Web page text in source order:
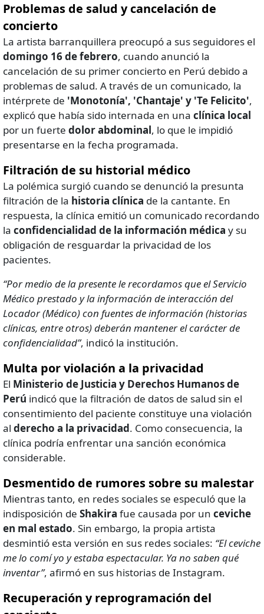
Problemas de salud y cancelación de
concierto
La artista barranquillera preocupó a sus seguidores el
domingo 16 de febrero, cuando anunció la
cancelación de su primer concierto en Perú debido a
problemas de salud. A través de un comunicado, la
intérprete de 'Monotonía', 'Chantaje' y 'Te Felicito',
explicó que había sido internada en una clínica local
por un fuerte dolor abdominal, lo que le impidió
presentarse en la fecha programada.
Filtración de su historial médico
La polémica surgió cuando se denunció la presunta
filtración de la historia clínica de la cantante. En
respuesta, la clínica emitió un comunicado recordando
la confidencialidad de la información médica y su
obligación de resguardar la privacidad de los
pacientes.
“Por medio de la presente le recordamos que el Servicio
Médico prestado y la información de interacción del
Locador (Médico) con fuentes de información (historias
clínicas, entre otros) deberán mantener el carácter de
confidencialidad”, indicó la institución.
Multa por violación a la privacidad
El Ministerio de Justicia y Derechos Humanos de
Perú indicó que la filtración de datos de salud sin el
consentimiento del paciente constituye una violación
al derecho a la privacidad. Como consecuencia, la
clínica podría enfrentar una sanción económica
considerable.
Desmentido de rumores sobre su malestar
Mientras tanto, en redes sociales se especuló que la
indisposición de Shakira fue causada por un ceviche
en mal estado. Sin embargo, la propia artista
desmintió esta versión en sus redes sociales: “El ceviche
me lo comí yo y estaba espectacular. Ya no saben qué
inventar”, afirmó en sus historias de Instagram.
Recuperación y reprogramación del